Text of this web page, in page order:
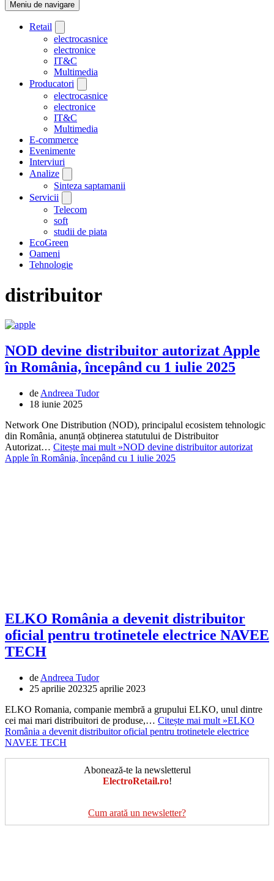
Meniu de navigare
Retail
electrocasnice
electronice
IT&C
Multimedia
Producatori
electrocasnice
electronice
IT&C
Multimedia
E-commerce
Evenimente
Interviuri
Analize
Sinteza saptamanii
Servicii
Telecom
soft
studii de piata
EcoGreen
Oameni
Tehnologie
distribuitor
NOD devine distribuitor autorizat Apple
în România, începând cu 1 iulie 2025
de Andreea Tudor
18 iunie 2025
Network One Distribution (NOD), principalul ecosistem tehnologic
din România, anunță obținerea statutului de Distribuitor
Autorizat… Citește mai mult »NOD devine distribuitor autorizat
Apple în România, începând cu 1 iulie 2025
ELKO România a devenit distribuitor
oficial pentru trotinetele electrice NAVEE
TECH
de Andreea Tudor
25 aprilie 202325 aprilie 2023
ELKO Romania, companie membră a grupului ELKO, unul dintre
cei mai mari distribuitori de produse,… Citește mai mult »ELKO
România a devenit distribuitor oficial pentru trotinetele electrice
NAVEE TECH
Abonează-te la newsletterul
ElectroRetail.ro!
Cum arată un newsletter?